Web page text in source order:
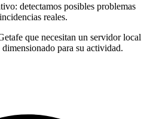
detectamos posibles problemas
reales.
que necesitan un servidor local
para su actividad.